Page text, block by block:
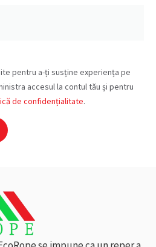
pentru a-ți susține experiența pe
accesul la contul tău și pentru
de confidențialitate.